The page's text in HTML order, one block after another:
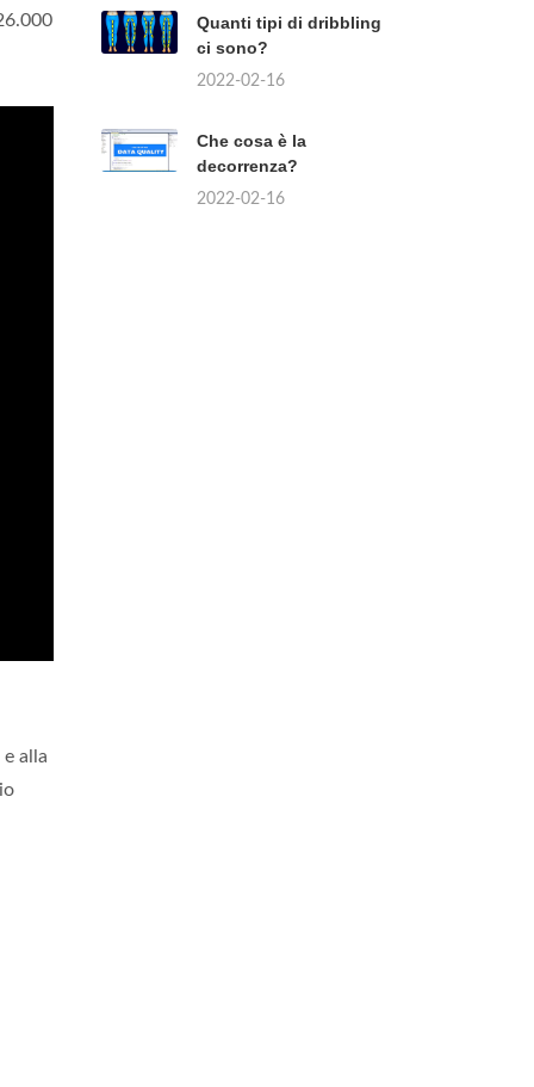
alla
Quanti tipi di dribbling
ci sono?
2022-02-16
Che cosa è la
decorrenza?
2022-02-16